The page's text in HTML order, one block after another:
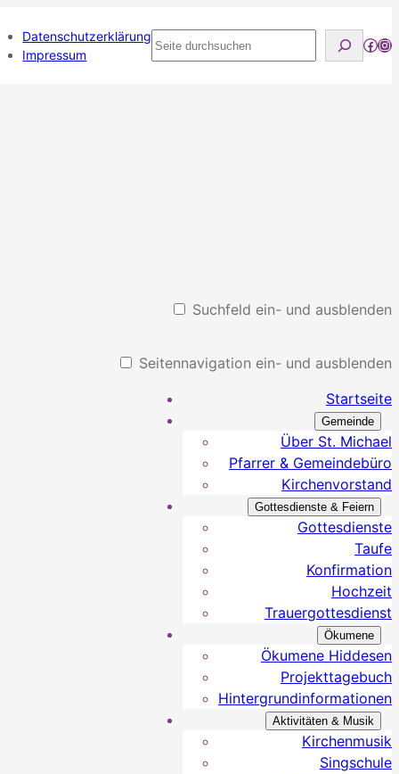
Datenschutzerklärung
Impressum
Seite
durchsuchen
Suchfeld ein- und ausblenden
Seitennavigation ein- und ausblenden
Startseite
Gemeinde
Über St. Michael
Pfarrer & Gemeindebüro
Kirchenvorstand
Gottesdienste & Feiern
Gottesdienste
Taufe
Konfirmation
Hochzeit
Trauergottesdienst
Ökumene
Ökumene Hiddesen
Projekttagebuch
Hintergrundinformationen
Aktivitäten & Musik
Kirchenmusik
Singschule